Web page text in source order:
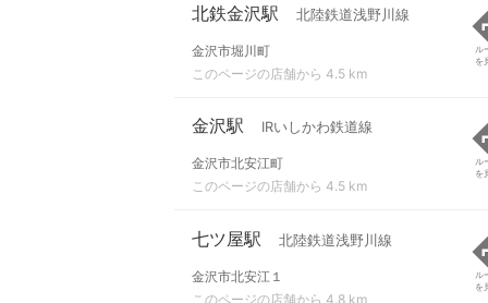
北鉄金沢駅 北陸鉄道浅野川線
金沢市堀川町
このページの店舗から 4.5 km
ル
を
金沢駅 IRいしかわ鉄道線
金沢市北安江町
このページの店舗から 4.5 km
ル
を
七ツ屋駅 北陸鉄道浅野川線
金沢市北安江１
このページの店舗から 4.8 km
ル
を